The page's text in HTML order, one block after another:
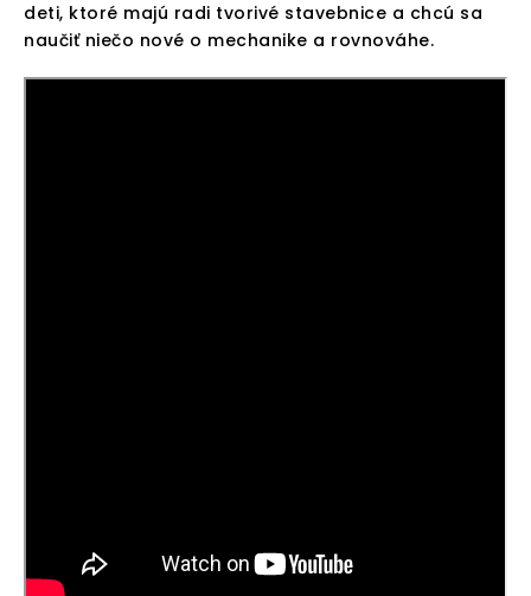
deti, ktoré majú radi tvorivé stavebnice a chcú sa
naučiť niečo nové o mechanike a rovnováhe.